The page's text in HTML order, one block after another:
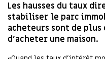
Les hausses du taux
stabiliser le parc
acheteurs sont de
d’acheter une maison.